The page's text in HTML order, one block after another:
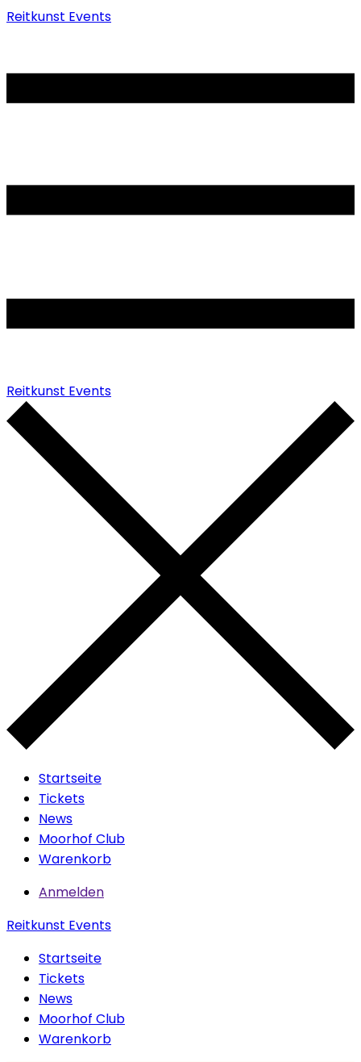
Reitkunst Events
Reitkunst Events
Startseite
Tickets
News
Moorhof Club
Warenkorb
Anmelden
Reitkunst Events
Startseite
Tickets
News
Moorhof Club
Warenkorb